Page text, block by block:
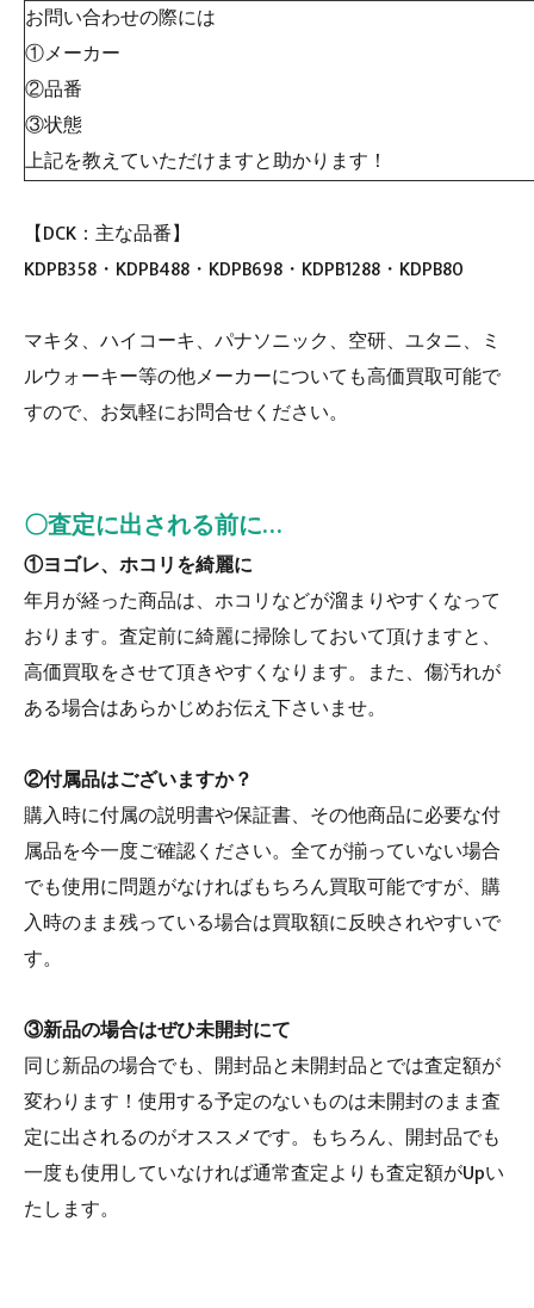
お問い合わせの際には
①メーカー
②品番
③状態
上記を教えていただけますと助かります！
【DCK：主な品番】
KDPB358・KDPB488・KDPB698・KDPB1288・KDPB80
マキタ、ハイコーキ、パナソニック、空研、ユタニ、ミ
ルウォーキー等の他メーカーについても高価買取可能で
すので、お気軽にお問合せください。
〇査定に出される前に…
①ヨゴレ、ホコリを綺麗に
年月が経った商品は、ホコリなどが溜まりやすくなって
おります。査定前に綺麗に掃除しておいて頂けますと、
高価買取をさせて頂きやすくなります。また、傷汚れが
ある場合はあらかじめお伝え下さいませ。
②付属品はございますか？
購入時に付属の説明書や保証書、その他商品に必要な付
属品を今一度ご確認ください。全てが揃っていない場合
でも使用に問題がなければもちろん買取可能ですが、購
入時のまま残っている場合は買取額に反映されやすいで
す。
③新品の場合はぜひ未開封にて
同じ新品の場合でも、開封品と未開封品とでは査定額が
変わります！使用する予定のないものは未開封のまま査
定に出されるのがオススメです。もちろん、開封品でも
一度も使用していなければ通常査定よりも査定額がUpい
たします。